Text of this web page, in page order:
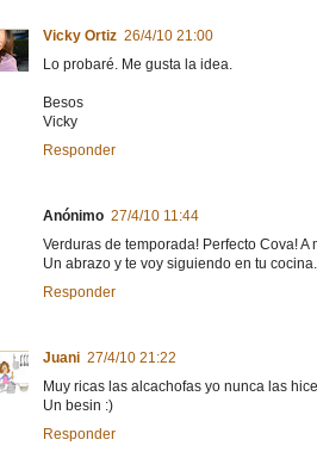
Vicky Ortiz 26/4/10 21:00
Lo probaré. Me gusta la idea.
Besos
Vicky
Responder
Anónimo 27/4/10 11:44
Verduras de temporada! Perfecto Cova!
Un abrazo y te voy siguiendo en tu cocina.
Responder
Juani 27/4/10 21:22
Muy ricas las alcachofas yo nunca las
Un besin :)
Responder